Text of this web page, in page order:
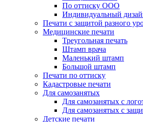
По оттиску ООО
Индивидуальный
Печати с защитой разного
Медицинские печати
Треугольная печать
Штамп врача
Маленький штамп
Большой штамп
Печати по оттиску
Кадастровые печати
Для самозанятых
Для самозанятых с
Для самозанятых с
Детские печати